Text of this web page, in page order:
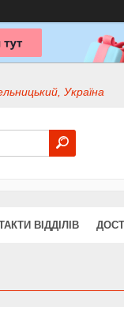
Україна
ВІДДІЛІВ